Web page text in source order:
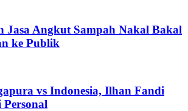
Jasa Angkut Sampah Nakal Bakal
ke Publik
vs Indonesia, Ilhan Fandi